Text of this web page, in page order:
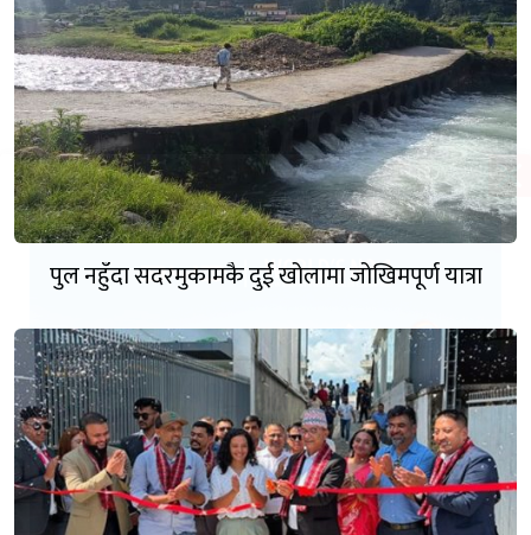
पुल नहुँदा सदरमुकामकै दुई खोलामा जोखिमपूर्ण यात्रा